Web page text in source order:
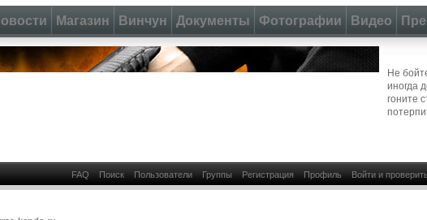
Магазин Винчун Документы Фотографии Видео
Не
иногда
гоните
FAQ Поиск Пользователи Группы Регистрация Профиль Войти и